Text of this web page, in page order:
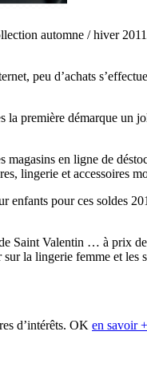
automne / hiver
peu d’achats
la première démarque un
en ligne de
lingerie et accessoires
enfants pour ces soldes
Saint Valentin … à prix
la lingerie femme et les
d’intérêts. OK en savoir +